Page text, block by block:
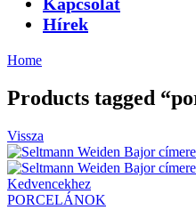
Hírek
Home
Products tagged
Vissza
Kedvencekhez
PORCELÁNOK